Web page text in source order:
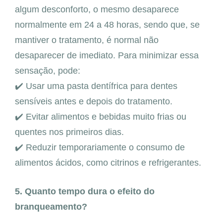
algum desconforto, o mesmo desaparece
normalmente em 24 a 48 horas, sendo que, se
mantiver o tratamento, é normal não
desaparecer de imediato. Para minimizar essa
sensação, pode:
✔️ Usar uma pasta dentífrica para dentes
sensíveis antes e depois do tratamento.
✔️ Evitar alimentos e bebidas muito frias ou
quentes nos primeiros dias.
✔️ Reduzir temporariamente o consumo de
alimentos ácidos, como citrinos e refrigerantes.
5. Quanto tempo dura o efeito do
branqueamento?